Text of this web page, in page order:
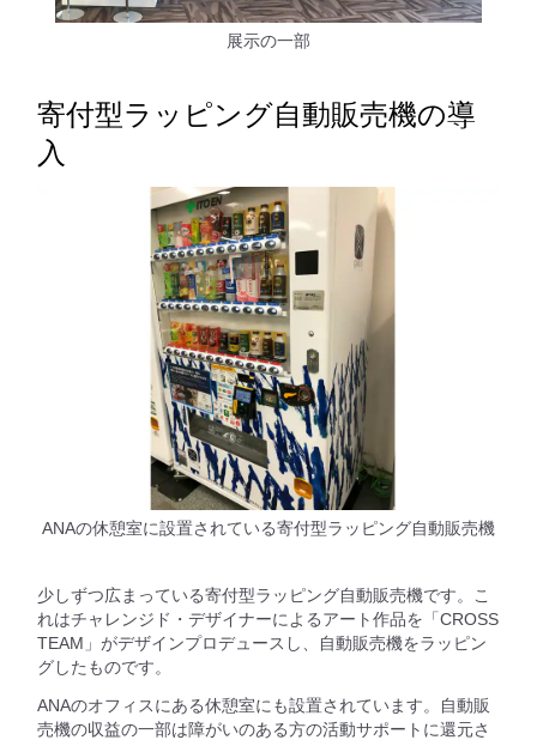
展示の一部
寄付型ラッピング自動販売機の導
入
ANAの休憩室に設置されている寄付型ラッピング自動販売機
少しずつ広まっている寄付型ラッピング自動販売機です。こ
れはチャレンジド・デザイナーによるアート作品を「CROSS
TEAM」がデザインプロデュースし、自動販売機をラッピン
グしたものです。
ANAのオフィスにある休憩室にも設置されています。自動販
売機の収益の一部は障がいのある方の活動サポートに還元さ